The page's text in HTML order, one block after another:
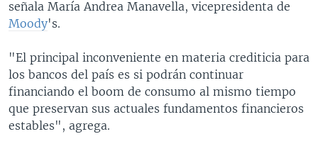
señala María Andrea Manavella, vicepresidenta de
Moody's.
"El principal inconveniente en materia crediticia para
los bancos del país es si podrán continuar
financiando el boom de consumo al mismo tiempo
que preservan sus actuales fundamentos financieros
estables", agrega.